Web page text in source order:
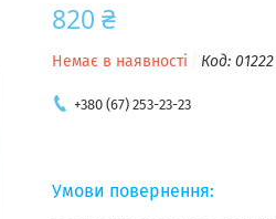
820 ₴
Немає в наявності Код: 01222
+380 (67) 253-23-23